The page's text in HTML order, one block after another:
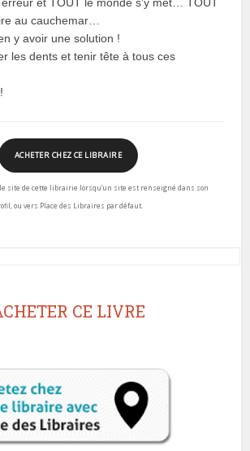
au cauchemar…
y avoir une solution !
les dents et tenir tête à tous ces
ACHETER CHEZ CE LIBRAIRE
site de cette librairie lorsqu’un site est renseigné dans son
ou vers Place des Libraires par défaut.
CE LIVRE